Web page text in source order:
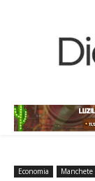
Economia Manchete